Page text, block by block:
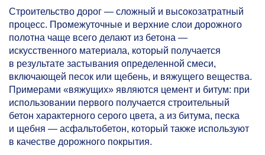
Строительство дорог — сложный и высокозатратный
процесс. Промежуточные и верхние слои дорожного
полотна чаще всего делают из бетона —
искусственного материала, который получается
в результате застывания определенной смеси,
включающей песок или щебень, и вяжущего вещества.
Примерами «вяжущих» являются цемент и битум: при
использовании первого получается строительный
бетон характерного серого цвета, а из битума, песка
и щебня — асфальтобетон, который также используют
в качестве дорожного покрытия.